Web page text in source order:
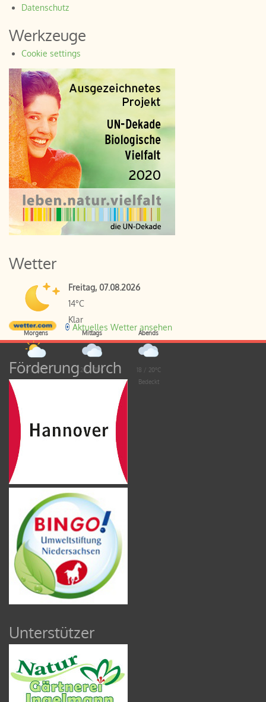
Datenschutz
Werkzeuge
Cookie settings
Wetter
Freitag, 07.08.2026
14°C
Klar
Morgens
14 / 20°C
Wolkig
Mittags
20 / 21°C
Bedeckt
Abends
18 / 20°C
Bedeckt
Aktuelles Wetter ansehen
Förderung durch
Unterstützer